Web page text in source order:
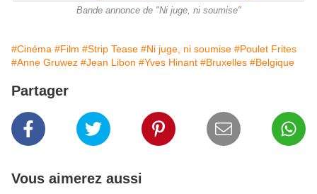
Bande annonce de "Ni juge, ni soumise"
#Cinéma #Film #Strip Tease #Ni juge, ni soumise #Poulet Frites
#Anne Gruwez #Jean Libon #Yves Hinant #Bruxelles #Belgique
Partager
Vous aimerez aussi